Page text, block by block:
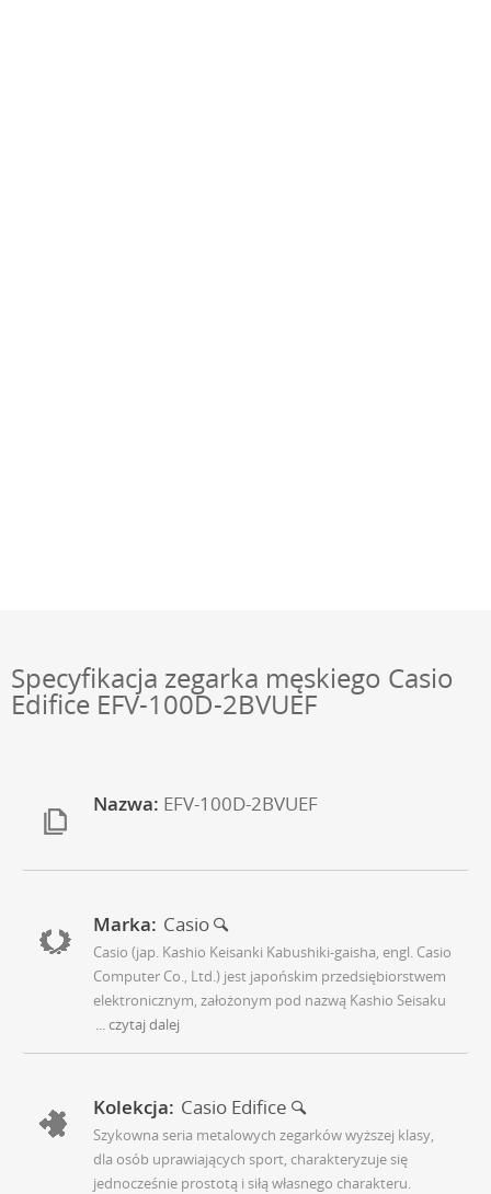
Specyfikacja zegarka męskiego Casio
Edifice EFV-100D-2BVUEF
Nazwa: EFV-100D-2BVUEF
Marka: Casio
Casio (jap. Kashio Keisanki Kabushiki-gaisha, engl. Casio
Computer Co., Ltd.) jest japońskim przedsiębiorstwem
elektronicznym, założonym pod nazwą Kashio Seisaku
... czytaj dalej
Kolekcja: Casio Edifice
Szykowna seria metalowych zegarków wyższej klasy,
dla osób uprawiających sport, charakteryzuje się
jednocześnie prostotą i siłą własnego charakteru.